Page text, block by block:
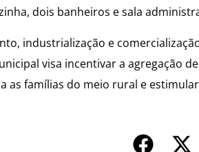
dois banheiros e sala
industrialização e
visa incentivar a agregação
as famílias do meio rural e